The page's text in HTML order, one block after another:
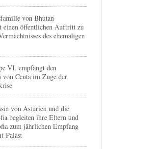
von Bhutan
einen öffentlichen Auftritt zu
des ehemaligen
VI. empfängt den
von Ceuta im Zuge der
von Asturien und die
begleiten ihre Eltern und
zum jährlichen Empfang
Palast